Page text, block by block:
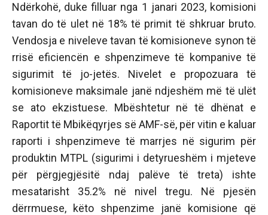
Ndërkohë, duke filluar nga 1 janari 2023, komisioni
tavan do të ulet në 18% të primit të shkruar bruto.
Vendosja e niveleve tavan të komisioneve synon të
rrisë eficiencën e shpenzimeve të kompanive të
sigurimit të jo-jetës. Nivelet e propozuara të
komisioneve maksimale janë ndjeshëm më të ulët
se ato ekzistuese. Mbështetur në të dhënat e
Raportit të Mbikëqyrjes së AMF-së, për vitin e kaluar
raporti i shpenzimeve të marrjes në sigurim për
produktin MTPL (sigurimi i detyrueshëm i mjeteve
për përgjegjësitë ndaj palëve të treta) ishte
mesatarisht 35.2% në nivel tregu. Në pjesën
dërrmuese, këto shpenzime janë komisione që